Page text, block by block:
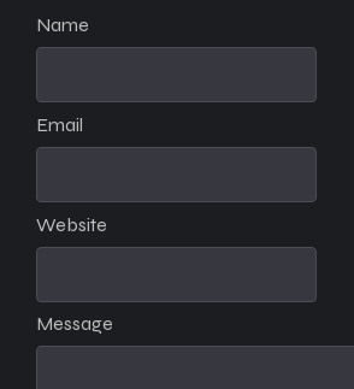
Message
Name
Email
Website